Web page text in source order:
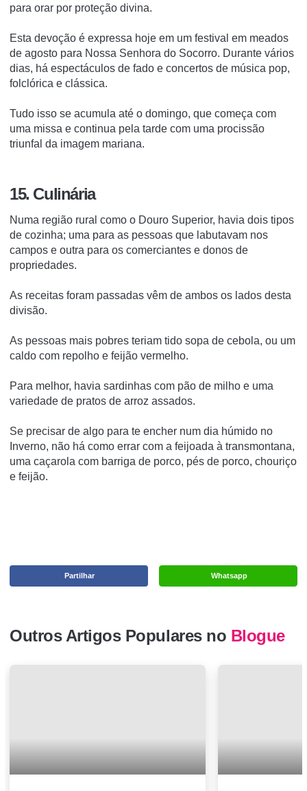
para orar por proteção divina.
Esta devoção é expressa hoje em um festival em meados
de agosto para Nossa Senhora do Socorro. Durante vários
dias, há espectáculos de fado e concertos de música pop,
folclórica e clássica.
Tudo isso se acumula até o domingo, que começa com
uma missa e continua pela tarde com uma procissão
triunfal da imagem mariana.
15. Culinária
Numa região rural como o Douro Superior, havia dois tipos
de cozinha; uma para as pessoas que labutavam nos
campos e outra para os comerciantes e donos de
propriedades.
As receitas foram passadas vêm de ambos os lados desta
divisão.
As pessoas mais pobres teriam tido sopa de cebola, ou um
caldo com repolho e feijão vermelho.
Para melhor, havia sardinhas com pão de milho e uma
variedade de pratos de arroz assados.
Se precisar de algo para te encher num dia húmido no
Inverno, não há como errar com a feijoada à transmontana,
uma caçarola com barriga de porco, pés de porco, chouriço
e feijão.
Whatsapp
Partilhar
Outros Artigos Populares no Blogue